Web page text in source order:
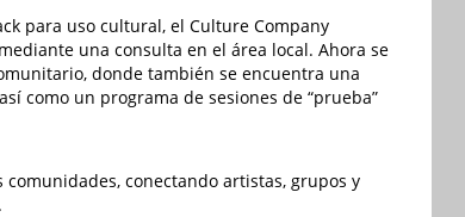
para uso cultural, el Culture Company
una consulta en el área local. Ahora se
donde también se encuentra una
como un programa de sesiones de “prueba”
conectando artistas, grupos y